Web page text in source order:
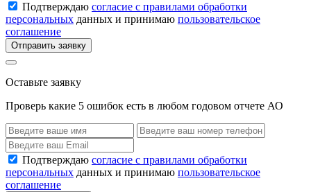
Подтверждаю согласие с правилами обработки
персональных данных и принимаю пользовательское
соглашение
Отправить заявку
Оставьте заявку
Проверь какие 5 ошибок есть в любом годовом отчете АО
Подтверждаю согласие с правилами обработки
персональных данных и принимаю пользовательское
соглашение